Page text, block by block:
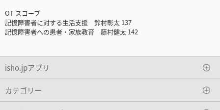
OT スコープ
記憶障害者に対する生活支援 鈴村彰太 137
記憶障害者への患者・家族教育 藤村健太 142
isho.jpアプリ
カテゴリー